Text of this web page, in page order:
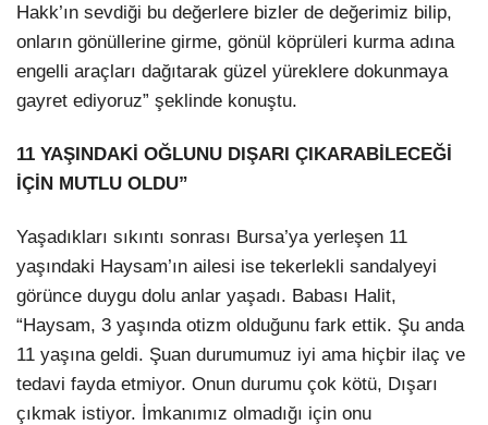
Hakk’ın sevdiği bu değerlere bizler de değerimiz bilip,
onların gönüllerine girme, gönül köprüleri kurma adına
engelli araçları dağıtarak güzel yüreklere dokunmaya
gayret ediyoruz” şeklinde konuştu.
11 YAŞINDAKİ OĞLUNU DIŞARI ÇIKARABİLECEĞİ
İÇİN MUTLU OLDU”
Yaşadıkları sıkıntı sonrası Bursa’ya yerleşen 11
yaşındaki Haysam’ın ailesi ise tekerlekli sandalyeyi
görünce duygu dolu anlar yaşadı. Babası Halit,
“Haysam, 3 yaşında otizm olduğunu fark ettik. Şu anda
11 yaşına geldi. Şuan durumumuz iyi ama hiçbir ilaç ve
tedavi fayda etmiyor. Onun durumu çok kötü, Dışarı
çıkmak istiyor. İmkanımız olmadığı için onu